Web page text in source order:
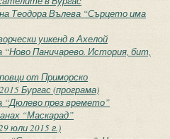
Теодора Вълева “Сърцето има
уикенд в Ахелой
Паничарево. История, бит,
от Приморско
Бургас (програма)
“Дюлево през времето”
“Маскарад”
юли 2015 г.)